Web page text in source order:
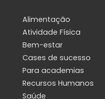
Alimentação
Atividade Física
Bem-estar
Cases de sucesso
Para academias
Recursos Humanos
Saúde